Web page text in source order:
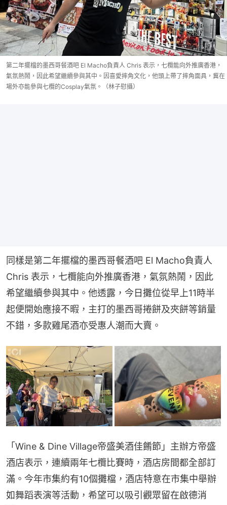
第二年擺檔的墨西哥餐酒吧 El Macho負責人 Chris 表示，七欖能向外推廣香港，
氣氛熱鬧，因此希望繼續參與其中。因喜愛摔角文化，他頭上帶了摔角面具，冀在
場外亦能參與七欖的Cosplay氣氛。（林子慰攝）
同樣是第二年擺檔的墨西哥餐酒吧 El Macho負責人
Chris 表示，七欖能向外推廣香港，氣氛熱鬧，因此
希望繼續參與其中。他透露，今日攤位從早上11時半
起便開始應接不暇，主打的墨西哥捲餅及夾餅等銷量
不錯，多款雞尾酒亦受惠人潮而大賣。
「Wine & Dine Village帝盛美酒佳餚節」主辦方帝盛
酒店表示，連續兩年七欖比賽時，酒店房間都全部訂
滿。今年市集約有10個攤檔，酒店特意在市集中舉辦
如舞蹈表演等活動，希望可以吸引觀眾留在啟德消